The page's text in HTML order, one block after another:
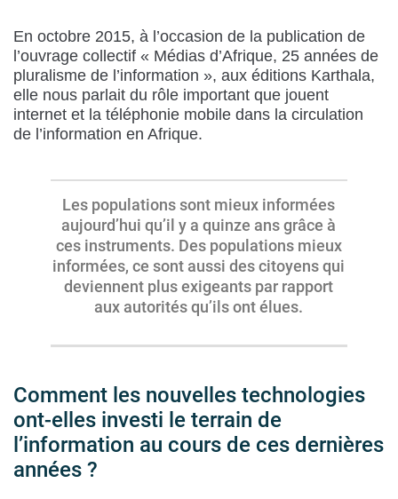
En octobre 2015, à l’occasion de la publication de
l’ouvrage collectif « Médias d’Afrique, 25 années de
pluralisme de l’information », aux éditions Karthala,
elle nous parlait du rôle important que jouent
internet et la téléphonie mobile dans la circulation
de l’information en Afrique.
Les populations sont mieux informées
aujourd’hui qu’il y a quinze ans grâce à
ces instruments. Des populations mieux
informées, ce sont aussi des citoyens qui
deviennent plus exigeants par rapport
aux autorités qu’ils ont élues.
Comment les nouvelles technologies
ont-elles investi le terrain de
l’information au cours de ces dernières
années ?